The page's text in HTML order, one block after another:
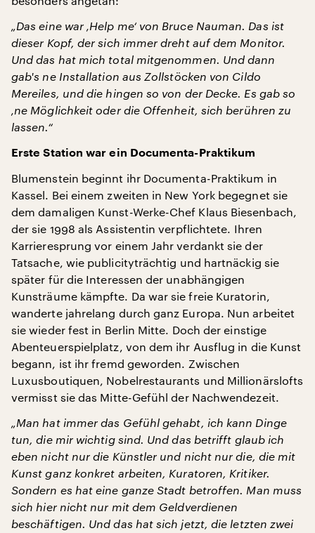
„Das eine war ‚Help me‘ von Bruce Nauman. Das ist
dieser Kopf, der sich immer dreht auf dem Monitor.
Und das hat mich total mitgenommen. Und dann
gab's ne Installation aus Zollstöcken von Cildo
Mereiles, und die hingen so von der Decke. Es gab so
‚ne Möglichkeit oder die Offenheit, sich berühren zu
lassen.“
Erste Station war ein Documenta-Praktikum
Blumenstein beginnt ihr Documenta-Praktikum in
Kassel. Bei einem zweiten in New York begegnet sie
dem damaligen Kunst-Werke-Chef Klaus Biesenbach,
der sie 1998 als Assistentin verpflichtete. Ihren
Karrieresprung vor einem Jahr verdankt sie der
Tatsache, wie publicityträchtig und hartnäckig sie
später für die Interessen der unabhängigen
Kunsträume kämpfte. Da war sie freie Kuratorin,
wanderte jahrelang durch ganz Europa. Nun arbeitet
sie wieder fest in Berlin Mitte. Doch der einstige
Abenteuerspielplatz, von dem ihr Ausflug in die Kunst
begann, ist ihr fremd geworden. Zwischen
Luxusboutiquen, Nobelrestaurants und Millionärslofts
vermisst sie das Mitte-Gefühl der Nachwendezeit.
„Man hat immer das Gefühl gehabt, ich kann Dinge
tun, die mir wichtig sind. Und das betrifft glaub ich
eben nicht nur die Künstler und nicht nur die, die mit
Kunst ganz konkret arbeiten, Kuratoren, Kritiker.
Sondern es hat eine ganze Stadt betroffen. Man muss
sich hier nicht nur mit dem Geldverdienen
beschäftigen. Und das hat sich jetzt, die letzten zwei